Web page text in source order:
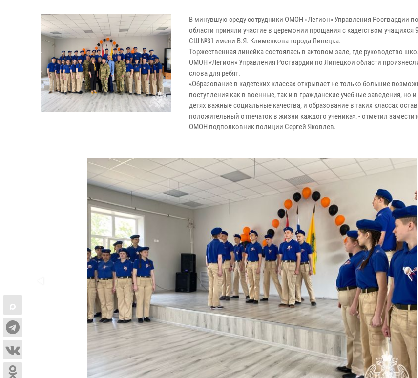
В минувшую среду сотрудники ОМОН «Легион» Управления Росгвардии
области приняли участие в церемонии прощания с кадетством учащихся
СШ №31 имени В.Я. Клименкова города Липецка.
Торжественная линейка состоялась в актовом зале, где руководство
ОМОН «Легион» Управления Росгвардии по Липецкой области
слова для ребят.
«Образование в кадетских классах открывает не только большие
поступления как в военные, так и в гражданские учебные заведения, но
детях важные социальные качества, и образование в таких классах
положительный отпечаток в жизни каждого ученика», - отметил
ОМОН подполковник полиции Сергей Яковлев.